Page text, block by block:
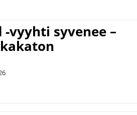
vyyhti syvenee –